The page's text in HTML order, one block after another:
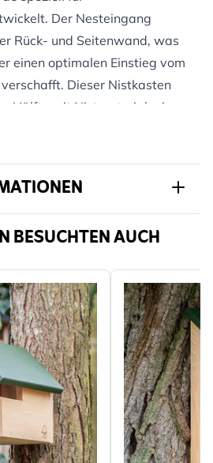
Der Nesteingang
Rück- und Seitenwand, was
einen optimalen Einstieg vom
Dieser Nistkasten
Hälfte mit Nistmaterial wie
werden.
901200119
186 mm
272 mm
172 mm
0.798 kg
Vogel
BESUCHTEN AUCH